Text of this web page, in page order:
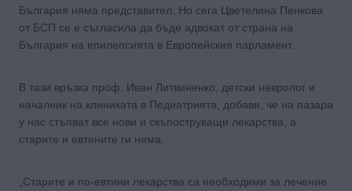
България няма представител. Но сега Цветелина Пенкова
от БСП се е съгласила да бъде адвокат от страна на
България на епилепсията в Европейския парламент.
В тази връзка проф. Иван Литвиненко, детски невролог и
началник на клиниката в Педиатрията, добави, че на пазара
у нас стъпват все нови и скъпоструващи лекарства, а
старите и евтините ги няма.
„Старите и по-евтини лекарства са необходими за лечение